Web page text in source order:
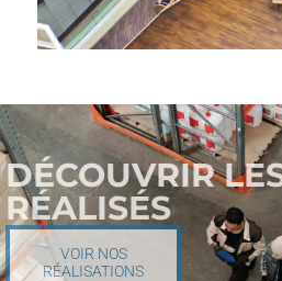
DÉCOUVRIR
RÉALISÉS
VOIR NOS
RÉALISATIONS